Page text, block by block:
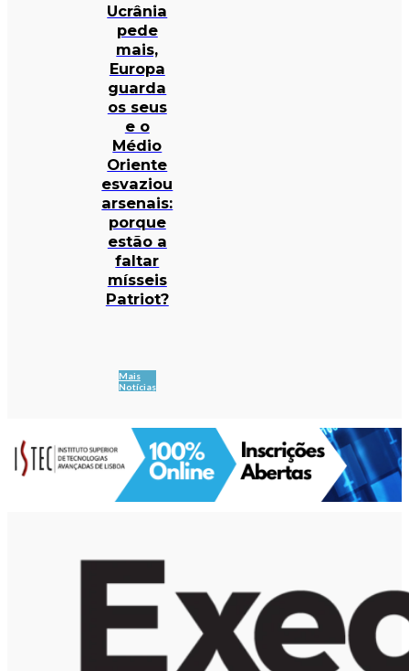
Ucrânia
pede
mais,
Europa
guarda
os seus
e o
Médio
Oriente
esvaziou
arsenais:
porque
estão a
faltar
mísseis
Patriot?
Mais
Notícias